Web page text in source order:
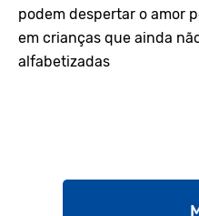
podem despertar o amor
em crianças que ainda
alfabetizadas